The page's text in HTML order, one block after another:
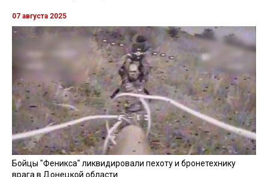
07 августа 2025
Бойцы "Феникса" ликвидировали пехоту и бронетехнику
врага в Донецкой области